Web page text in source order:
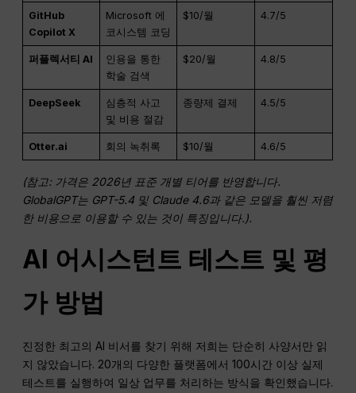
GitHub
Copilot X
Microsoft 에
코시스템 코딩
$10/월 4.7/5
퍼플렉서티 AI
인용을 통한
학술 검색
$20/월 4.8/5
DeepSeek
심층적 사고
및 비용 절감
종량제 결제 4.5/5
Otter.ai 회의 녹취록 $10/월 4.6/5
(참고: 가격은 2026년 표준 개별 티어를 반영합니다.
GlobalGPT는 GPT-5.4 및 Claude 4.6과 같은 모델을 훨씬 저렴
한 비용으로 이용할 수 있는 것이 특징입니다.).
AI 어시스턴트 테스트 및 평
가 방법
진정한 최고의 AI 비서를 찾기 위해 저희는 단순히 사양서만 읽
지 않았습니다. 20개의 다양한 플랫폼에서 100시간 이상 실제
테스트를 실행하여 일상 업무를 처리하는 방식을 확인했습니다.